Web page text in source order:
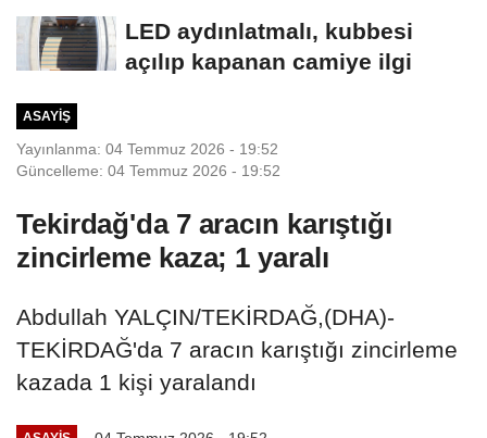
LED aydınlatmalı, kubbesi
açılıp kapanan camiye ilgi
ASAYIŞ
Yayınlanma: 04 Temmuz 2026 - 19:52
Güncelleme: 04 Temmuz 2026 - 19:52
Tekirdağ'da 7 aracın karıştığı
zincirleme kaza; 1 yaralı
Abdullah YALÇIN/TEKİRDAĞ,(DHA)-
TEKİRDAĞ'da 7 aracın karıştığı zincirleme
kazada 1 kişi yaralandı